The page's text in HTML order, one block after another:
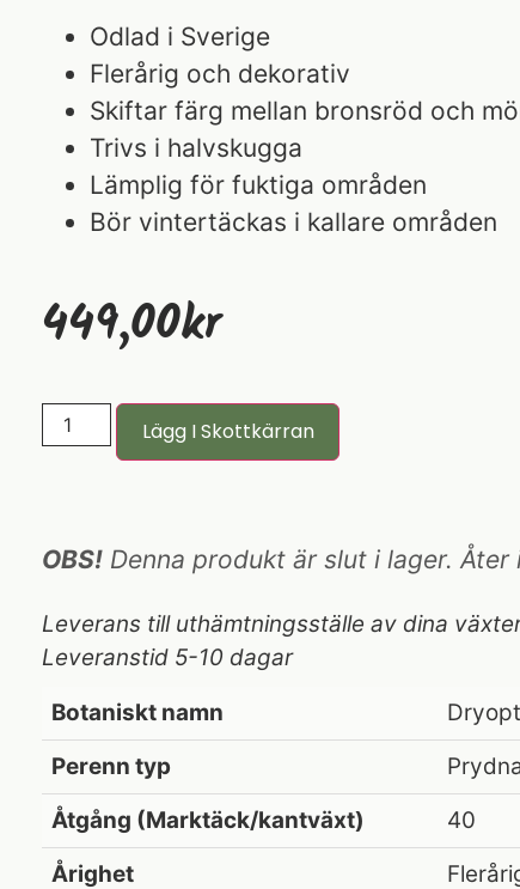
Odlad i Sverige
Flerårig och dekorativ
Skiftar färg mellan bronsröd och
Trivs i halvskugga
Lämplig för fuktiga områden
Bör vintertäckas i kallare områden
449,00Kr
Lägg I Skottkärran
OBS!Denna produkt är slut i lager.
Leverans till uthämtningsställe av dina
Leveranstid 5-10 dagar
Botaniskt namn
Perenn typ
Åtgång (Marktäck/kantväxt)
40
Årighet